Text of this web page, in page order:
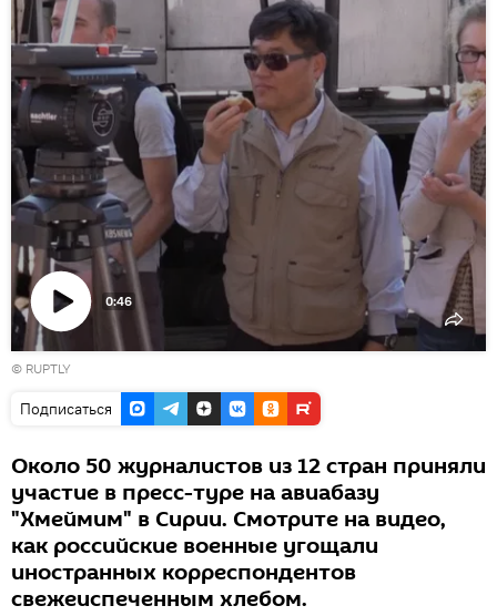
Воспроизвести
видео
0:46
© RUPTLY
Подписаться
Около 50 журналистов из 12 стран приняли
участие в пресс-туре на авиабазу
"Хмеймим" в Сирии. Смотрите на видео,
как российские военные угощали
иностранных корреспондентов
свежеиспеченным хлебом.